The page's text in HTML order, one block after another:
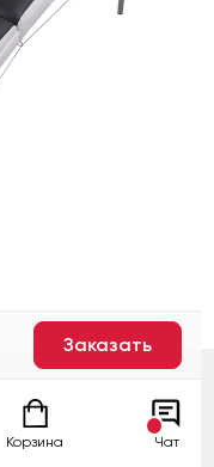
Заказать
Корзина Чат